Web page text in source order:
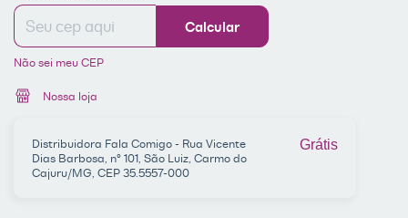
Calcular
Não sei meu CEP
Nossa loja
Distribuidora Fala Comigo - Rua Vicente
Dias Barbosa, nº 101, São Luiz, Carmo do
Cajuru/MG, CEP 35.5557-000
Grátis